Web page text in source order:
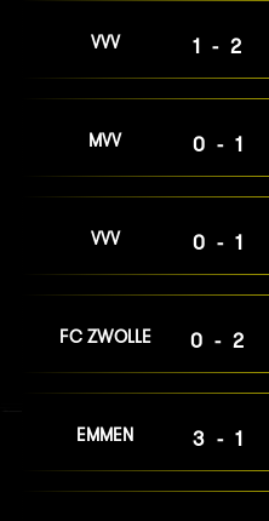
VVV 1-2
MVV 0-1
VVV 0-1
FC ZWOLLE 0-2
EMMEN 3-1